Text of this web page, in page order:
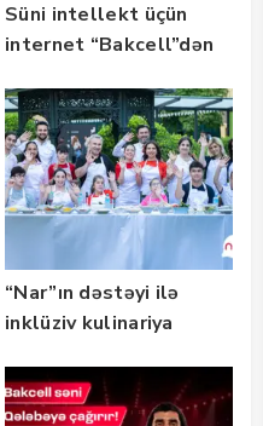
Süni intellekt üçün
internet “Bakcell”dən
“Nar”ın dəstəyi ilə
inklüziv kulinariya
keçirilib — Fotolar